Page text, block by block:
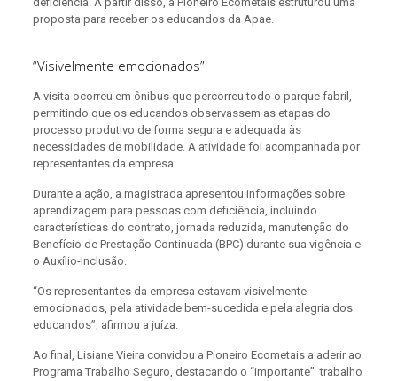
proposta para receber os educandos da Apae.
“Visivelmente emocionados”
A visita ocorreu em ônibus que percorreu todo o parque fabril,
permitindo que os educandos observassem as etapas do
processo produtivo de forma segura e adequada às
necessidades de mobilidade. A atividade foi acompanhada por
representantes da empresa.
Durante a ação, a magistrada apresentou informações sobre
aprendizagem para pessoas com deficiência, incluindo
características do contrato, jornada reduzida, manutenção do
Benefício de Prestação Continuada (BPC) durante sua vigência e
o Auxílio-Inclusão.
“Os representantes da empresa estavam visivelmente
emocionados, pela atividade bem-sucedida e pela alegria dos
educandos”, afirmou a juíza.
Ao final, Lisiane Vieira convidou a Pioneiro Ecometais a aderir ao
Programa Trabalho Seguro, destacando o “importante” trabalho